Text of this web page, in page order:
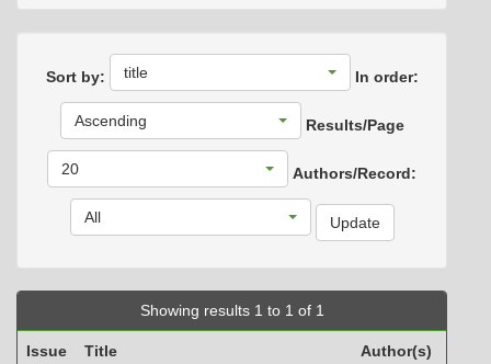
Sort by: title In order:
Ascending Results/Page
20 Authors/Record:
All
Showing results 1 to 1 of 1
Issue
Title Author(s)